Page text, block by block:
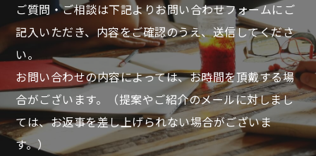
ご質問・ご相談は下記よりお問い合わせフォームにご
記入いただき、内容をご確認のうえ、送信してくださ
い。
お問い合わせの内容によっては、お時間を頂戴する場
合がございます。
（提案やご紹介のメールに対しまし
ては、お返事を差し上げられない場合がございま
す。）